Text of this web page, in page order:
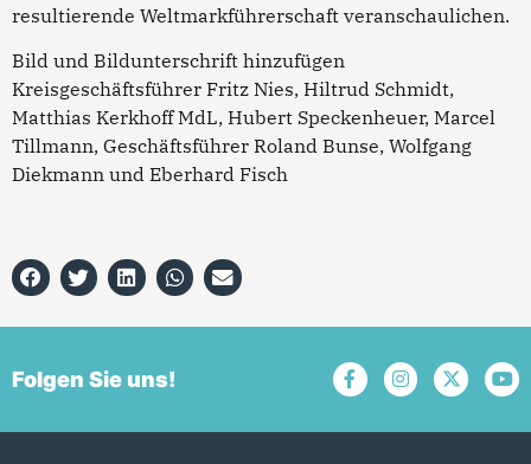
resultierende Weltmarkführerschaft veranschaulichen.
Bild und Bildunterschrift hinzufügen
Kreisgeschäftsführer Fritz Nies, Hiltrud Schmidt,
Matthias Kerkhoff MdL, Hubert Speckenheuer, Marcel
Tillmann, Geschäftsführer Roland Bunse, Wolfgang
Diekmann und Eberhard Fisch
Folgen Sie uns!